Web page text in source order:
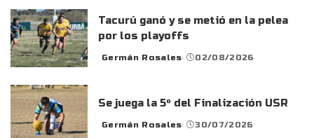
Tacurú ganó y se metió en la pelea
por los playoffs
Posted
Germán Rosales 02/08/2026
Se juega la 5° del Finalización USR
Posted
Germán Rosales 30/07/2026